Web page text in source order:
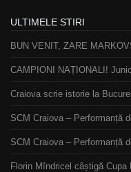
ULTIMELE STIRI
BUN VENIT, ZARE
CAMPIONI NAȚIONALI!
Craiova scrie istorie la
SCM Craiova – Performanță
SCM Craiova – Performanță
Florin Mîndricel câștigă Cupa